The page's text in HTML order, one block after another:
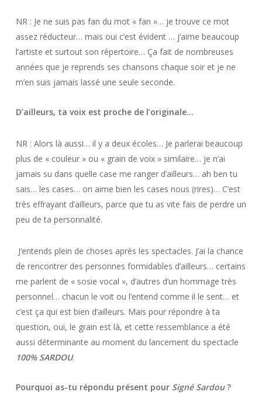
NR : Je ne suis pas fan du mot « fan »… je trouve ce mot
assez réducteur… mais oui c’est évident … j’aime beaucoup
l’artiste et surtout son répertoire… Ça fait de nombreuses
années que je reprends ses chansons chaque soir et je ne
m’en suis jamais lassé une seule seconde.
D’ailleurs, ta voix est proche de l’originale…
NR : Alors là aussi… il y a deux écoles… Je parlerai beaucoup
plus de « couleur » ou « grain de voix » similaire… je n’ai
jamais su dans quelle case me ranger d’ailleurs… ah ben tu
sais… les cases… on aime bien les cases nous (rires)… C’est
très effrayant d’ailleurs, parce que tu as vite fais de perdre un
peu de ta personnalité.
J’entends plein de choses après les spectacles. J’ai la chance
de rencontrer des personnes formidables d’ailleurs… certains
me parlent de « sosie vocal », d’autres d’un hommage très
personnel… chacun le voit ou l’entend comme il le sent… et
c’est ça qui est bien d’ailleurs. Mais pour répondre à ta
question, oui, le grain est là, et cette ressemblance a été
aussi déterminante au moment du lancement du spectacle
100% SARDOU.
Pourquoi as-tu répondu présent pour Signé Sardou?